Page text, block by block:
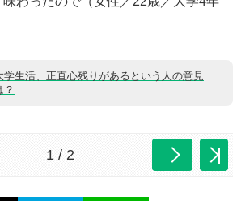
学生活、正直心残りがあるという人の意見
？
1 / 2